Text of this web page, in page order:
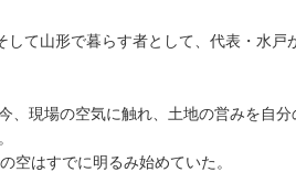
して山形で暮らす者として、代表・水戸
、現場の空気に触れ、土地の営みを自分
空はすでに明るみ始めていた。